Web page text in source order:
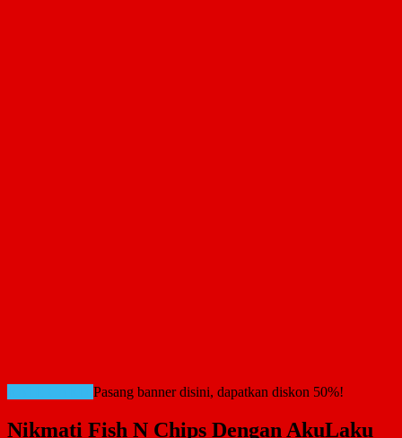
Pasang banner disini, dapatkan diskon 50%!
Nikmati Fish N Chips Dengan AkuLaku